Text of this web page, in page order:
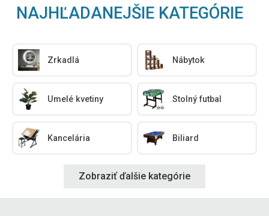
NAJHĽADANEJŠIE KATEGÓRIE
Zrkadlá Nábytok
Umelé kvetiny Stolný futbal
Kancelária Biliard
Zobraziť ďalšie kategórie